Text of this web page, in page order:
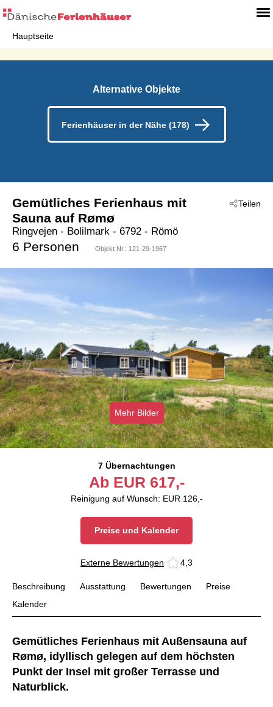
Hauptseite
Alternative Objekte
Ferienhäuser in der Nähe (178)
Teilen
Gemütliches Ferienhaus mit
Sauna auf Rømø
Ringvejen - Bolilmark - 6792 - Römö
6 Personen Objekt Nr.: 121-29-1967
Mehr Bilder
7 Übernachtungen
Ab EUR 617,-
Reinigung auf Wunsch: EUR 126,-
Preise und Kalender
Externe Bewertungen 4,3
Beschreibung Ausstattung Bewertungen
Preise
Kalender
Gemütliches Ferienhaus mit Außensauna auf
Rømø, idyllisch gelegen auf dem höchsten
Punkt der Insel mit großer Terrasse und
Naturblick.